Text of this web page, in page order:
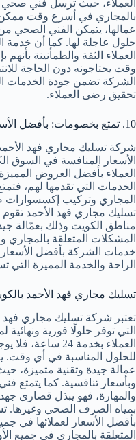
العملاء، حيث ترسل فني
بالمجاري في أسرع وقت
عمالها، يتمكن الفني الصحي
حلول عاجلة لها. كما أن
العملاء الثقة والطمأنينة
وقت يحتاجونه دون الحاجة
الشركة تضمن جودة الخدمات
تحقيق رضى العملاء.
10. تمتع بخصومات: بأفضل الأسعار لعملائها.
شركة تسليك مجاري فهد
الأسعار المنافسة في السوق
العملاء بأفضل العروض
المجاري وتركيب إكسسوارات
تسليك مجاري فهد الأحمد
مناطق الكويت وذلك بعمّالة
المشكلات المتعلقة
خدمات الشركة بأفضل
الراحة والخدمة المميزة التي
تسليك مجاري فهد الأحمد
تعتبر شركة تسليك مجاري
التي توفر حلولًا فورية
العملاء بخدمة
للحلول المناسبة في أي وقت.
عمالة جيدة وتقنية متميزة،
وبأسعار تنافسية. كما يتمتع
والمهارة، فهو يبذل قصارى
بمياه الصرف الصحي وغيرها.
بأفضل الأسعار لعملائها في
المتعلقة بالمجاري في جميع